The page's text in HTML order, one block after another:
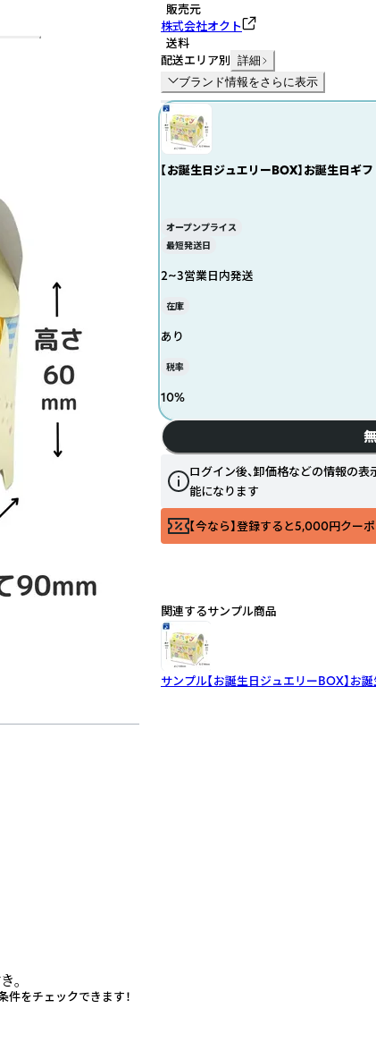
。
販売元
株式会社オクト
送料
配送エリア別 詳細
ブランド情報をさらに表示
【お誕生日ジュエリーBOX】お誕生日ギ
オープンプライス
最短発送日
2~3営業日内発送
在庫
あり
税率
10%
ログイン後、卸価格などの情報の表
能になります
【今なら】登録すると5,000円クー
関連するサンプル商品
サンプル【お誕生日ジュエリーBOX】お
件をチェックできます！